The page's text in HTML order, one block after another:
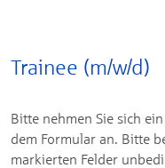
Trainee (m/w/d)
Bitte nehmen Sie sich
dem Formular an. Bitte
markierten Felder